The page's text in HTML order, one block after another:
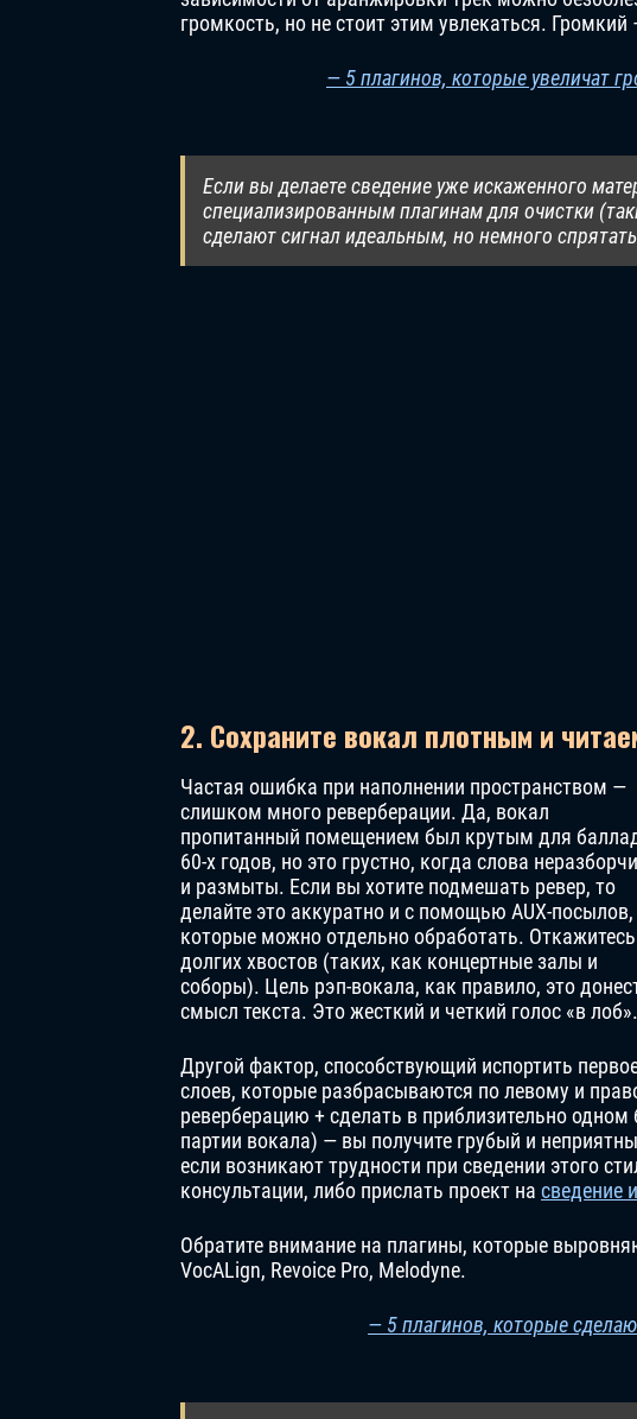
громкость, но не стоит этим увлекаться.
— 5 плагинов, которые увеличат
Если вы делаете сведение уже искаженного
специализированным плагинам для очистки
сделают сигнал идеальным, но немного
2. Сохраните вокал плотным и
Частая ошибка при наполнении пространством —
слишком много реверберации. Да, вокал
пропитанный помещением был крутым для
60-х годов, но это грустно, когда слова
и размыты. Если вы хотите подмешать ревер, то
делайте это аккуратно и с помощью AUX-посылов,
которые можно отдельно обработать.
долгих хвостов (таких, как концертные залы и
соборы). Цель рэп-вокала, как правило, это
смысл текста. Это жесткий и четкий голос «в лоб».
Другой фактор, способствующий испортить
слоев, которые разбрасываются по левому и
реверберацию + сделать в приблизительно
партии вокала) — вы получите грубый и
если возникают трудности при сведении этого
консультации, либо прислать проект на сведение
Обратите внимание на плагины, которые
VocALign, Revoice Pro, Melodyne.
— 5 плагинов, которые